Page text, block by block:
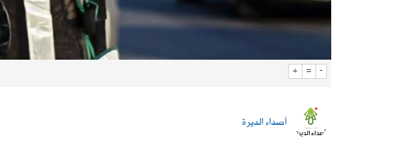
+ = -
أصداء الديرة